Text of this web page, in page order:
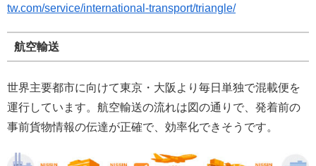
tw.com/service/international-transport/triangle/
航空輸送
世界主要都市に向けて東京・大阪より毎日単独で混載便を
運行しています。航空輸送の流れは図の通りで、発着前の
事前貨物情報の伝達が正確で、効率化できそうです。